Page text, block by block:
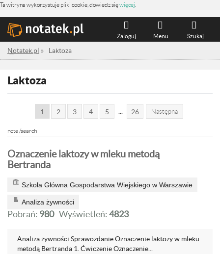
Ta witryna wykorzystuje pliki cookie, dowiedz sięwięcej
Szukaj
Menu
Zaloguj
Notatek.pl » Laktoza
Laktoza
1 2 3 4 5 26 Następna
note /search
Oznaczenie laktozy w mleku metodą
Bertranda
Szkoła Główna Gospodarstwa Wiejskiego w Warszawie
Analiza żywności
Pobrań: 980 Wyświetleń:4823
Analiza żywności Sprawozdanie Oznaczenie laktozy w mleku
metodą Bertranda 1. Ćwiczenie Oznaczenie...